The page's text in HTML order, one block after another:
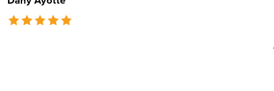
The rating of this product is